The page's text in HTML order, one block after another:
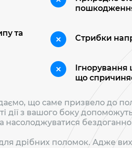
та
Стрибки
що
що саме призвело до
дії з вашого боку
насолоджуватися
дрібних поломок. Адже